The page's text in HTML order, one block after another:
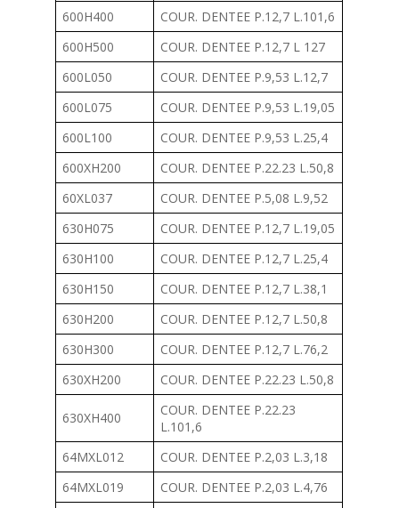
600H400
COUR. DENTEE P.12,7 L.101,6
600H500
COUR. DENTEE P.12,7 L 127
600L050
COUR. DENTEE P.9,53 L.12,7
600L075
COUR. DENTEE P.9,53 L.19,05
600L100
COUR. DENTEE P.9,53 L.25,4
600XH200
COUR. DENTEE P.22.23 L.50,8
60XL037
COUR. DENTEE P.5,08 L.9,52
630H075
COUR. DENTEE P.12,7 L.19,05
630H100
COUR. DENTEE P.12,7 L.25,4
630H150
COUR. DENTEE P.12,7 L.38,1
630H200
COUR. DENTEE P.12,7 L.50,8
630H300
COUR. DENTEE P.12,7 L.76,2
630XH200
COUR. DENTEE P.22.23 L.50,8
630XH400
COUR. DENTEE P.22.23
L.101,6
64MXL012
COUR. DENTEE P.2,03 L.3,18
64MXL019
COUR. DENTEE P.2,03 L.4,76